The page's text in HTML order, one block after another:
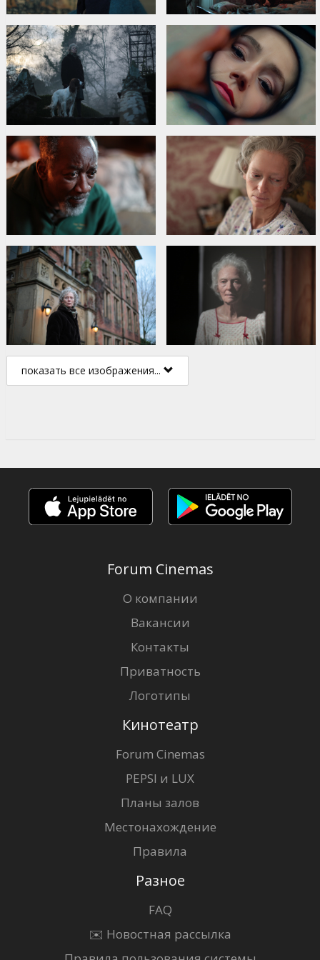
показать все изображения...
Forum Cinemas
О компании
Вакансии
Контакты
Приватность
Логотипы
Кинотеатр
Forum Cinemas
PEPSI и LUX
Планы залов
Местонахождение
Правила
Разное
FAQ
✉️ Новостная рассылка